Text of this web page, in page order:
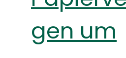
gen um